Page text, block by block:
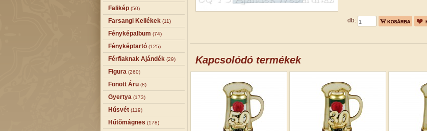
Falikép (50)
Farsangi Kellékek (11)
Fényképalbum (74)
Fényképtartó (125)
Férfiaknak Ajándék (29)
Figura (260)
Fonott Áru (8)
Gyertya (173)
Húsvét (119)
Hűtőmágnes (178)
db:
Kapcsolódó termékek